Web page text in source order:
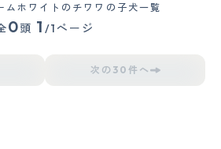
ムホワイトのチワワの子犬一覧
0頭 1 /1ページ
次の30件へ